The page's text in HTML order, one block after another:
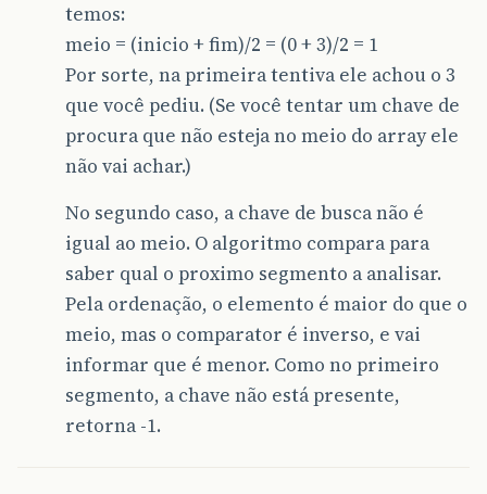
temos:
meio = (inicio + fim)/2 = (0 + 3)/2 = 1
Por sorte, na primeira tentiva ele achou o 3
que você pediu. (Se você tentar um chave de
procura que não esteja no meio do array ele
não vai achar.)
No segundo caso, a chave de busca não é
igual ao meio. O algoritmo compara para
saber qual o proximo segmento a analisar.
Pela ordenação, o elemento é maior do que o
meio, mas o comparator é inverso, e vai
informar que é menor. Como no primeiro
segmento, a chave não está presente,
retorna -1.